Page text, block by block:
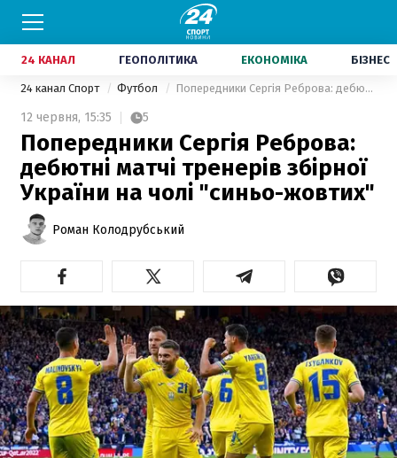
24 КАНАЛ ГЕОПОЛІТИКА ЕКОНОМІКА БІЗНЕС
24 канал Спорт Футбол Попередники Сергія Реброва: дебютні матчі тренерів збірної України на чолі "синьо-жовтих"
12 червня, 15:35 5
Попередники Сергія Реброва:
дебютні матчі тренерів збірної
України на чолі "синьо-жовтих"
Роман Колодрубський